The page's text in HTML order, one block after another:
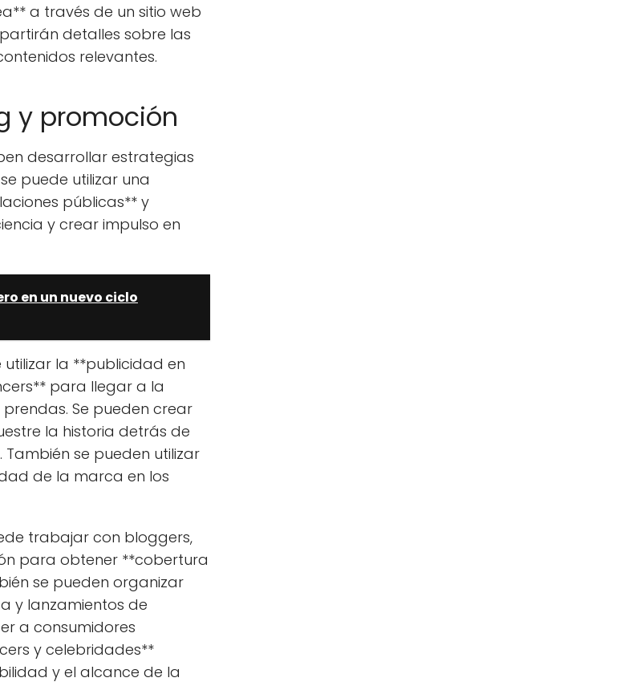
a través de un sitio web
detalles sobre las
relevantes.
y promoción
desarrollar estrategias
puede utilizar una
públicas** y
y crear impulso en
en un nuevo ciclo
utilizar la **publicidad en
para llegar a la
Se pueden crear
la historia detrás de
se pueden utilizar
de la marca en los
trabajar con bloggers,
para obtener **cobertura
se pueden organizar
y lanzamientos de
a consumidores
y celebridades**
y el alcance de la